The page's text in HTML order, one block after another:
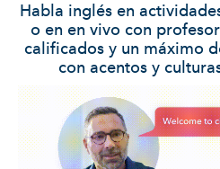
Habla inglés en
o en en vivo con
calificados y un máximo
con acentos y